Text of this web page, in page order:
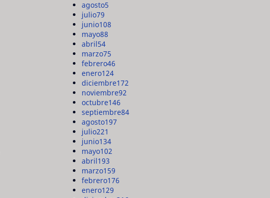
agosto5
julio79
junio108
mayo88
abril54
marzo75
febrero46
enero124
diciembre172
noviembre92
octubre146
septiembre84
agosto197
julio221
junio134
mayo102
abril193
marzo159
febrero176
enero129